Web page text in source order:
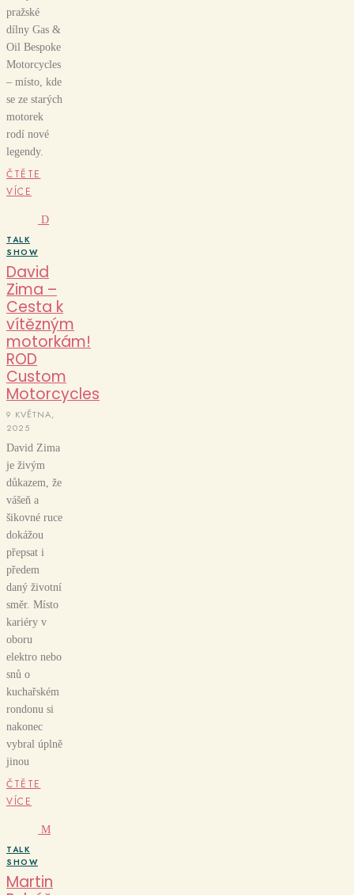
pražské
dílny Gas &
Oil Bespoke
Motorcycles
– místo, kde
se ze starých
motorek
rodí nové
legendy.
ČTĚTE
VÍCE
D
TALK
SHOW
David
Zima –
Cesta k
vítězným
motorkám!
ROD
Custom
Motorcycles
9 KVĚTNA,
2025
David Zima
je živým
důkazem, že
vášeň a
šikovné ruce
dokážou
přepsat i
předem
daný životní
směr. Místo
kariéry v
oboru
elektro nebo
snů o
kuchařském
rondonu si
nakonec
vybral úplně
jinou
ČTĚTE
VÍCE
M
TALK
SHOW
Martin